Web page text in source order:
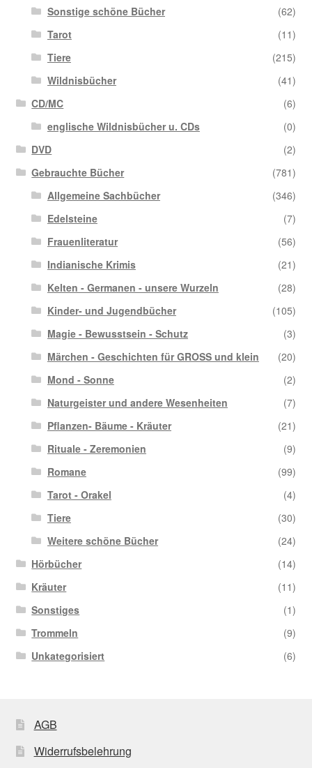
Sonstige schöne Bücher
(62)
Tarot
(11)
Tiere
(215)
Wildnisbücher
(41)
CD/MC
(6)
englische Wildnisbücher u. CDs
(0)
DVD
(2)
Gebrauchte Bücher
(781)
Allgemeine Sachbücher
(346)
Edelsteine
(7)
Frauenliteratur
(56)
Indianische Krimis
(21)
Kelten - Germanen - unsere Wurzeln
(28)
Kinder- und Jugendbücher
(105)
Magie - Bewusstsein - Schutz
(3)
Märchen - Geschichten für GROSS und klein
(20)
Mond - Sonne
(2)
Naturgeister und andere Wesenheiten
(7)
Pflanzen- Bäume - Kräuter
(21)
Rituale - Zeremonien
(9)
Romane
(99)
Tarot - Orakel
(4)
Tiere
(30)
Weitere schöne Bücher
(24)
Hörbücher
(14)
Kräuter
(11)
Sonstiges
(1)
Trommeln
(9)
Unkategorisiert
(6)
AGB
Widerrufsbelehrung